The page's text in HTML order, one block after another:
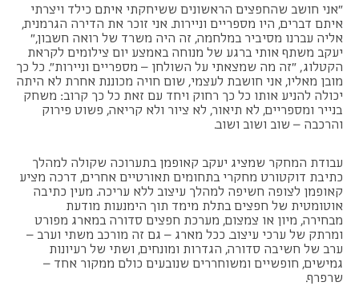
"אני חושב שהחפצים הראשונים ששיחקתי איתם כילד ויצרתי
איתם דברים, היו מספריים וניירות. אני זוכר את הדירה הגרמנית,
אליה עברנו מסיביר במלחמה, זה היה משרד של רואה חשבון,"
יעקב משתף אותי ברגע של מנוחה באמצע יום צילומים לקראת
הקטלוג, "זה מה שמצאתי על השולחן – מספריים וניירות". כל כך
מובן מאליו, אני חושבת לעצמי, שום חויה מכוננת אחרת לא היתה
יכולה להניע אותו כל כך רחוק ויחד עם זאת כל כך קרוב: משחק
בנייר ומספריים, לא תיאור, לא ציור ולא קריאה, פשוט פירוק
והרכבה – שוב ושוב ושוב.
עבודת המחקר שמציג יעקב קאופמן בתערוכה שקולה למהלך
כתיבת דוקטורט מחקרי בתחומים תאורטיים אחרים, דרכה מציע
קאופמן לצופה חשיפה למהלך עיצוב ללא עריכה. מעין כתיבה
אוטומטית של חפצים בתלת מימד תוך הימנעות מודעת
מבחירה, מיון או צמצום, מערכת חפצים סדורה במארג מפורט
ומרתק של ערכי עיצוב. ככל מארג – גם זה מורכב משתי וערב –
ערב של חשיבה סדורה, הגדרות ומונחים, ושתי של רעיונות
גמישים, חופשיים ומשוחררים שנובעים כולם ממקור אחד –
שרפרף.